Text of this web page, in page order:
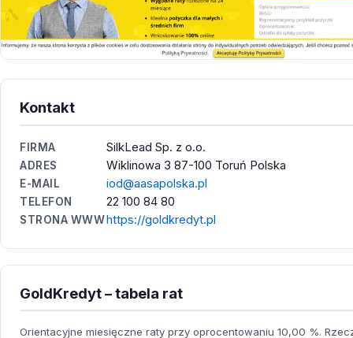
Kontakt
FIRMA SilkLead Sp. z o.o.
ADRES Wiklinowa 3 87-100 Toruń Polska
E-MAIL iod@aasapolska.pl
TELEFON 22 100 84 80
STRONA WWWhttps://goldkredyt.pl
GoldKredyt – tabela rat
Orientacyjne miesięczne raty przy oprocentowaniu 10,00 %.